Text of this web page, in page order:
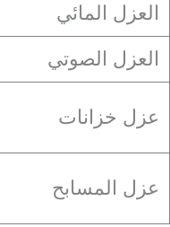
العزل المائي
العزل الصوتي
عزل خزانات
عزل المسابح